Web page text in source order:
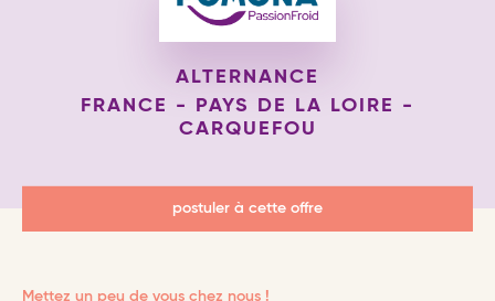
ALTERNANCE
FRANCE - PAYS DE LA LOIRE -
CARQUEFOU
postuler à cette offre
Mettez un peu de vous chez nous !